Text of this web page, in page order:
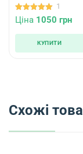
5.00
out of 5
1
Ціна 1050 грн
КУПИТИ
Схожі